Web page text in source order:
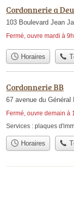
Cordonnerie a
103 Boulevard Jean
Fermé, ouvre mardi à
Horaires
Cordonnerie BB
67 avenue du
Fermé, ouvre demain à
Services : plaques
Horaires